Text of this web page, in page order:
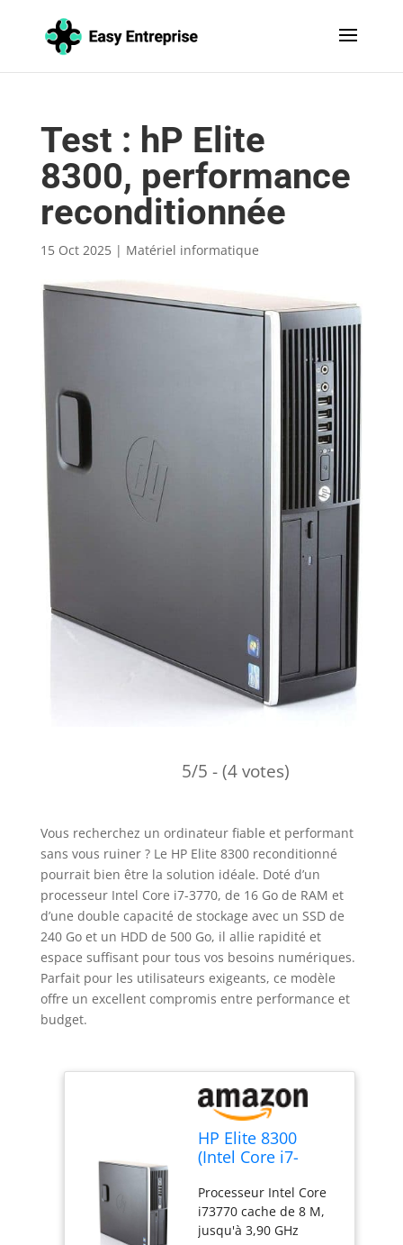
Test : hP Elite
8300, performance
reconditionnée
15 Oct 2025| Matériel informatique
5/5 - (4 votes)
Vous recherchez un ordinateur fiable et performant
sans vous ruiner ? Le HP Elite 8300 reconditionné
pourrait bien être la solution idéale. Doté d’un
processeur Intel Core i7-3770, de 16 Go de RAM et
d’une double capacité de stockage avec un SSD de
240 Go et un HDD de 500 Go, il allie rapidité et
espace suffisant pour tous vos besoins numériques.
Parfait pour les utilisateurs exigeants, ce modèle
offre un excellent compromis entre performance et
budget.
HP Elite 8300
(Intel Core i7-
240 Go + 500 Go
HDD) Noir
(Reconditionné)
Processeur Intel Core
i73770 cache de 8 M,
jusqu'à 3,90 GHz